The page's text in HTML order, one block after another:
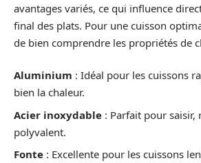
avantages variés, ce qui influence
final des plats. Pour une cuisson
de bien comprendre les propriétés de
Aluminium : Idéal pour les cuissons
bien la chaleur.
Acier inoxydable : Parfait pour saisir,
polyvalent.
Fonte : Excellente pour les cuissons